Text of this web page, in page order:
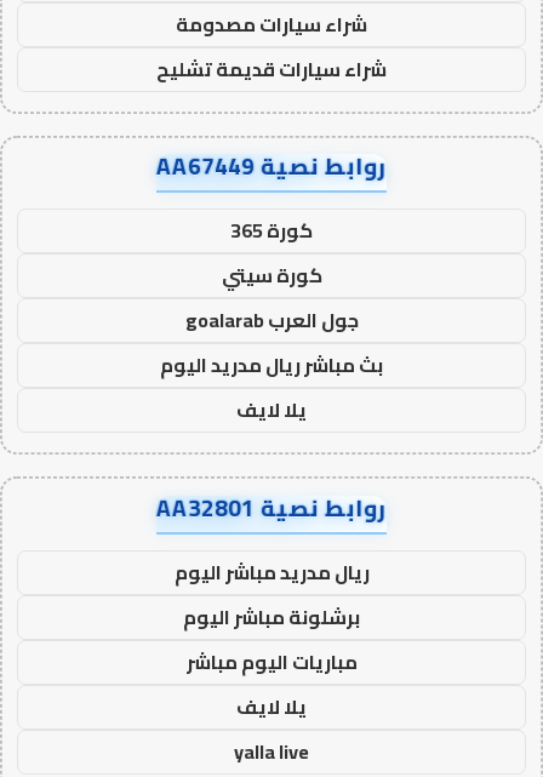
شراء سيارات مصدومة
شراء سيارات قديمة تشليح
روابط نصية AA67449
كورة 365
كورة سيتي
جول العرب goalarab
بث مباشر ريال مدريد اليوم
يلا لايف
روابط نصية AA32801
ريال مدريد مباشر اليوم
برشلونة مباشر اليوم
مباريات اليوم مباشر
يلا لايف
yalla live